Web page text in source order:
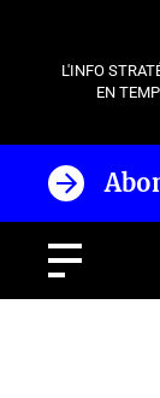
L'INFO
EN